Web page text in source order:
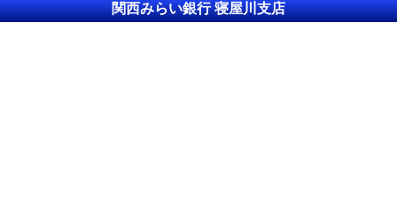
関西みらい銀行 寝屋川支店